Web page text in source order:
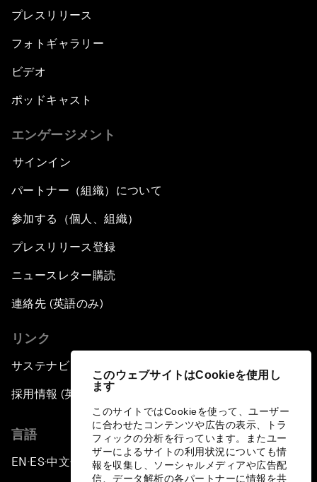
このウェブサイトはCookieを使用し
ます
このサイトではCookieを使って、ユーザー
に合わせたコンテンツや広告の表示、トラ
フィックの分析を行っています。またユー
ザーによるサイトの利用状況についても情
報を収集し、ソーシャルメディアや広告配
信、データ解析の各パートナーに情報を共
プレスリリース
フォトギャラリー
ビデオ
ポッドキャスト
エンゲージメント
サインイン
パートナー（組織）について
参加する（個人、組織）
プレスリリース登録
ニュースレター購読
連絡先 (英語のみ)
リンク
サステナビリティへの取り組み
採用情報 (英語のみ)
言語
EN ▪ES▪中文▪ 日本語